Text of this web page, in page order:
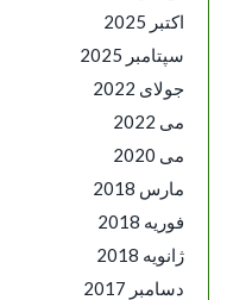
اکتبر 2025
سپتامبر 2025
جولای 2022
می 2022
می 2020
مارس 2018
فوریه 2018
ژانویه 2018
دسامبر 2017